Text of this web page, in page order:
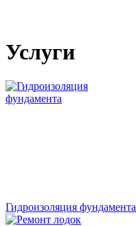
Услуги
Гидроизоляция фундамента